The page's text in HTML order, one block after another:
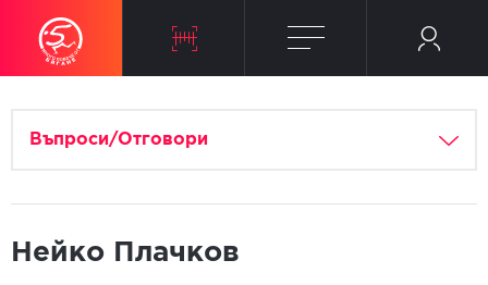
Въпроси/Отговори
Нейко Плачков